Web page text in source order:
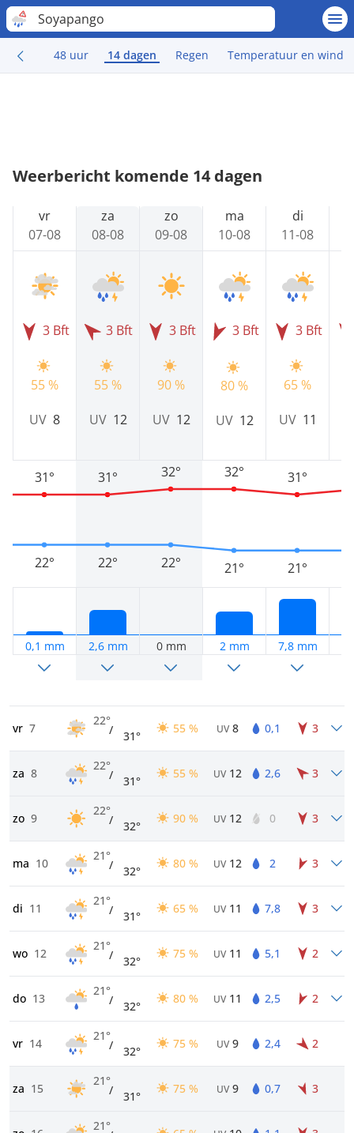
Soyapango
48 uur 14 dagen Regen Temperatuur en wind
Weerbericht komende 14 dagen
vr
07-08
3 Bft
55 %
UV 8
22°
31°
0,1 mm
za
08-08
3 Bft
55 %
UV 12
22°
31°
2,6 mm
zo
09-08
3 Bft
90 %
UV 12
22°
32°
0 mm
ma
10-08
3 Bft
80 %
UV 12
21°
32°
2 mm
di
11-08
3 Bft
65 %
UV 11
21°
31°
7,8 mm
vr 7
22°
/ 31°
55 % UV 8 0,1 3
za 8
22°
/ 31°
55 % UV 12 2,6 3
zo 9
22°
/ 32°
90 % UV 12 0 3
ma 10
21°
/ 32°
80 % UV 12 2 3
di 11
21°
/ 31°
65 % UV 11 7,8 3
wo 12
21°
/ 32°
75 % UV 11 5,1 2
do 13
21°
/ 32°
80 % UV 11 2,5 2
vr 14
21°
/ 32°
75 % UV 9 2,4 2
za 15
21°
/ 31°
75 % UV 9 0,7 3
21°